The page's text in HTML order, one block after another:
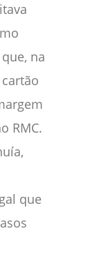
na
RMC.
que